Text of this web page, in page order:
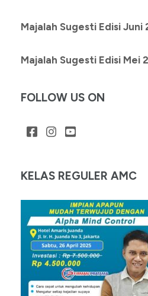
Majalah Sugesti Edisi Juni
Majalah Sugesti Edisi Mei
FOLLOW US ON
KELAS REGULER AMC